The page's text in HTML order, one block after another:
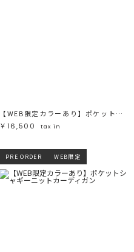
【WEB限定カラーあり】ポケットシャギーニットカーディガン
￥16,500
tax in
PRE ORDER WEB限定